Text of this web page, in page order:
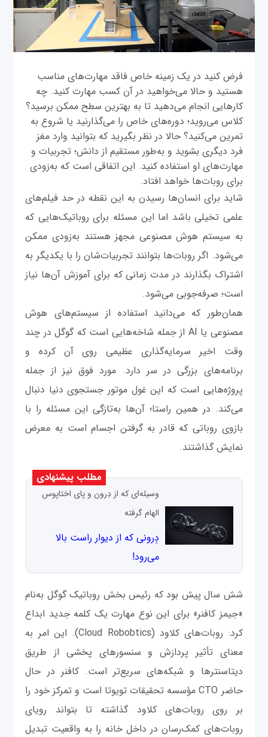
فرض کنید در یک زمینه خاص فاقد مهارت‌های مناسب
هستید و حالا می‌خواهید در آن کسب مهارت کنید. چه
کارهایی انجام می‌دهید تا به بهترین سطح ممکن برسید؟
کلاس می‌روید؛ دوره‌های خاص را می‌گذارنید یا شروع به
تمرین می‌کنید؟ حالا در نظر بگیرید که بتوانید وارد مغز
فرد دیگری بشوید و به‌طور مستقیم از دانش؛ تجربیات و
مهارت‌های او استفاده کنید. این اتفاقی است که به‌زودی
برای روبات‌ها خواهد افتاد.
شاید برای انسان‌ها رسیدن به این نقطه در حد فیلم‌های
علمی تخیلی باشد اما این مسئله برای روباتیک‌هایی که
به سیستم هوش مصنوعی مجهز هستند به‌زودی ممکن
می‌شود. اگر روبات‌ها بتوانند تجربیات‌شان را با یکدیگر به
اشتراک بگذارند در مدت زمانی که برای آموزش آن‌‌ها نیاز
است؛ صرفه‌جوبی می‌شود.
همان‌طور که می‌دانید استفاده از سیستم‌های هوش
مصنوعی یا AI از جمله شاخه‌هایی است که گوگل در چند
وقت اخیر سرمایه‌گذاری عظیمی روی آن کرده و
برنامه‌های بزرگی در سر دارد. مورد فوق نیز از جمله
پروژه‌هایی است که این غول موتور جستجوی دنیا دنبال
می‌کند. در همین راستا؛ آن‌‌ها به‌تازگی این مسئله را با
بازوی روباتی که قادر به گرفتن اجسام است به معرض
نمایش گذاشتند.
مطلب پیشنهادی
وسیله‌ای که از دِرون و پای اختاپوس
الهام گرفته
دِِرونی که از دیوار راست بالا
می‌رود!
شش سال پیش بود که رئیس بخش روباتیک گوگل به‌نام
«جیمز کافنر» برای این نوع مهارت یک کلمه جدید ابداع
کرد: روبات‌های کلاود (Cloud Robobtics). این امر به
معنای تأثیر پردازش و سنسورهای پخشی از طریق
دیتاسنترها و شبکه‌های سریع‌تر است. کافنر در حال
حاضر CTO مؤسسه تحقیقات تویوتا است و تمرکز خود را
بر روی روبات‌های کلاود گذاشته تا بتواند رویای
روبات‌های کمک‌رسان در داخل خانه را به واقعیت تبدیل